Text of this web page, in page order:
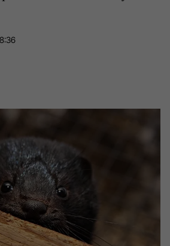
Projekti
Mediju atbalsta fonds
Zivju fonds